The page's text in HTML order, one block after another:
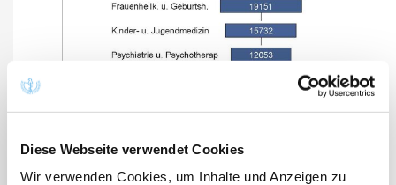
Diese Webseite verwendet Cookies
Wir verwenden Cookies, um Inhalte und Anzeigen zu